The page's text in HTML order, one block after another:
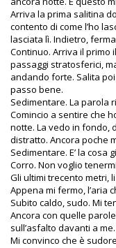
Arriva la prima salitina
contento di come l’ho
lasciata lì. Indietro,
Continuo. Arriva il primo
passaggi stratosferici,
andando forte. Salita
passo bene.
Sedimentare. La parola
Comincio a sentire che
notte. La vedo in fondo,
distratto. Ancora poche
Sedimentare. E’ la cosa
Corro. Non voglio
Gli ultimi trecento metri,
Appena mi fermo, l’aria
Subito caldo, sudo. Mi
Ancora con quelle
sull’asfalto davanti a me.
Mi convinco che è